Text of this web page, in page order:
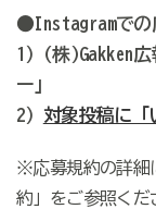
●Instagramでの
1）(株)Gakken
ー」
2） 対象投稿に「
※応募規約の詳細
約」をご参照くだ